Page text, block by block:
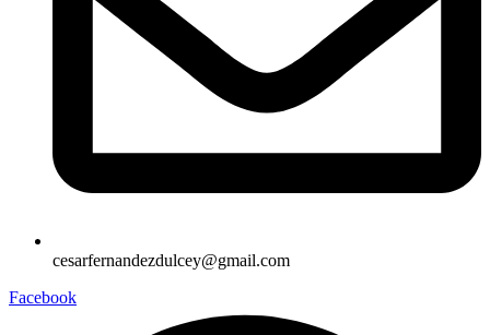
cesarfernandezdulcey@gmail.com
Facebook